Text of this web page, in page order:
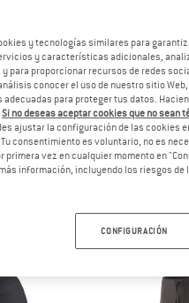
Bottoms
sintética
hasta un 60%
29,95 € a
y tecnologías similares para
y características adicionales,
y para proporcionar recursos de redes
conocer el uso de nuestro sitio
para proteger tus datos.
Si no deseas aceptar cookies que no sean
ajustar la configuración de las cookies
consentimiento es voluntario, no es
primera vez en cualquier momento en
información, incluyendo los riesgos
CONFIGURACIÓN